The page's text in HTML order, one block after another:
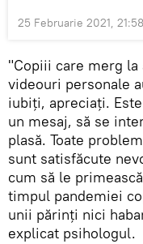
25 Februarie 2021, 21:58
"Copiii care merg
videouri personale
iubiți, apreciați.
un mesaj, să se
plasă. Toate
sunt satisfăcute
cum să le
timpul pandemiei
unii părinți nici
explicat psihologul.